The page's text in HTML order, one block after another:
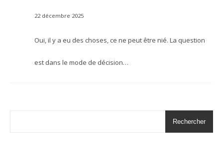
22 décembre 2025
Oui, il y a eu des choses, ce ne peut être nié. La question
est dans le mode de décision…
Rechercher